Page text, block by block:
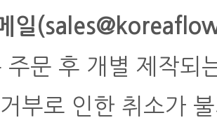
일
주문 후 개별 제작되
부로 인한 취소가